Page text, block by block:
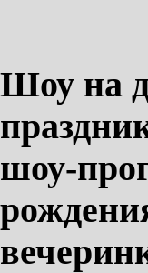
Шоу на
шоу-